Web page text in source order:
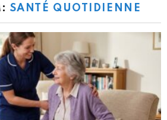
SANTÉ QUOTIDIENNE